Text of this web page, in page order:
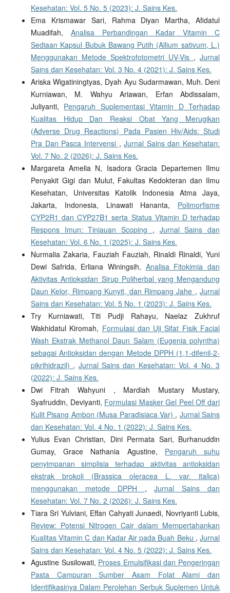
Kesehatan: Vol. 5 No. 5 (2023): J. Sains Kes.
Ema Krismawar Sari, Rahma Diyan Martha, Afidatul
Muadifah, Analisa Perbandingan Kadar Vitamin C
Sediaan Kapsul Bubuk Bawang Putih (Allium sativum, L.)
Menggunakan Metode Spektrofotometri UV-Vis ,Jurnal
Sains dan Kesehatan: Vol. 3 No. 4 (2021): J. Sains Kes.
Ariska Wigatiningtyas, Dyah Ayu Sudarmawan, Muh. Deni
Kurniawan, M. Wahyu Ariawan, Erfan Abdissalam,
Juliyanti, Pengaruh Suplementasi Vitamin D Terhadap
Kualitas Hidup Dan Reaksi Obat Yang Merugikan
(Adverse Drug Reactions) Pada Pasien Hiv/Aids: Studi
Pra Dan Pasca Intervensi ,Jurnal Sains dan Kesehatan:
Vol. 7 No. 2 (2026): J. Sains Kes.
Margareta Amelia N, Isadora Gracia Departemen Ilmu
Penyakit Gigi dan Mulut, Fakultas Kedokteran dan Ilmu
Kesehatan, Universitas Katolik Indonesia Atma Jaya,
Jakarta, Indonesia, Linawati Hananta, Polimorfisme
CYP2R1 dan CYP27B1 serta Status Vitamin D terhadap
Respons Imun: Tinjauan Scoping , Jurnal Sains dan
Kesehatan: Vol. 6 No. 1 (2025): J. Sains Kes.
Nurmalia Zakaria, Fauziah Fauziah, Rinaldi Rinaldi, Yuni
Dewi Safrida, Erliana Winingsih, Analisa Fitokimia dan
Aktivitas Antioksidan Sirup Poliherbal yang Mengandung
Daun Kelor, Rimpang Kunyit, dan Rimpang Jahe ,Jurnal
Sains dan Kesehatan: Vol. 5 No. 1 (2023): J. Sains Kes.
Try Kurniawati, Titi Pudji Rahayu, Naelaz Zukhruf
Wakhidatul Kiromah, Formulasi dan Uji Sifat Fisik Facial
Wash Ekstrak Methanol Daun Salam (Eugenia polyntha)
sebagai Antioksidan dengan Metode DPPH (1,1-difenil-2-
pikrihidrazil) , Jurnal Sains dan Kesehatan: Vol. 4 No. 3
(2022): J. Sains Kes.
Dwi Fitrah Wahyuni , Mardiah Mustary Mustary,
Syafruddin, Deviyanti, Formulasi Masker Gel Peel Off dari
Kulit Pisang Ambon (Musa Paradisiaca Var) , Jurnal Sains
dan Kesehatan: Vol. 4 No. 1 (2022): J. Sains Kes.
Yulius Evan Christian, Dini Permata Sari, Burhanuddin
Gumay, Grace Nathania Agustine, Pengaruh suhu
penyimpanan simplisia terhadap aktivitas antioksidan
ekstrak brokoli (Brassica oleracea L. var. italica)
menggunakan metode DPPH ,Jurnal Sains dan
Kesehatan: Vol. 7 No. 2 (2026): J. Sains Kes.
Tiara Sri Yulviani, Effan Cahyati Junaedi, Novriyanti Lubis,
Review: Potensi Nitrogen Cair dalam Mempertahankan
Kualitas Vitamin C dan Kadar Air pada Buah Beku ,Jurnal
Sains dan Kesehatan: Vol. 4 No. 5 (2022): J. Sains Kes.
Agustine Susilowati, Proses Emulsifikasi dan Pengeringan
Pasta Campuran Sumber Asam Folat Alami dan
Identifikasinya Dalam Perolehan Serbuk Suplemen Untuk